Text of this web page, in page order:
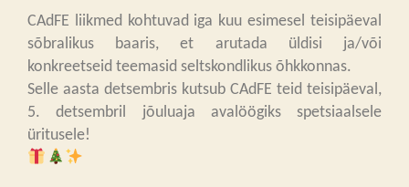
CAdFE liikmed kohtuvad iga kuu esimesel teisipäeval
sõbralikus baaris, et arutada üldisi ja/või
konkreetseid teemasid seltskondlikus õhkkonnas.
Selle aasta detsembris kutsub CAdFE teid teisipäeval,
5. detsembril jõuluaja avalöögiks spetsiaalsele
üritusele!